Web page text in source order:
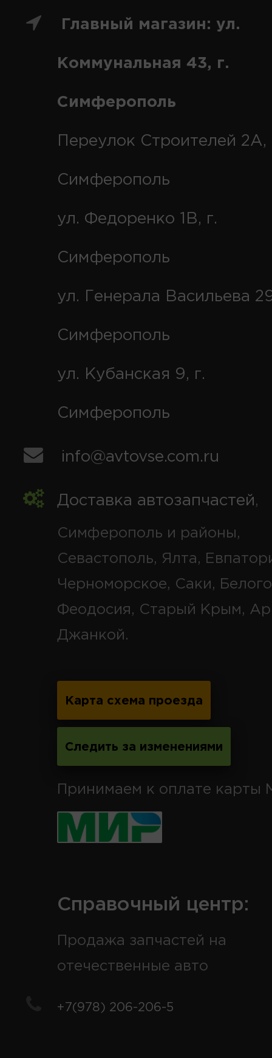
Главный магазин: ул.
Коммунальная 43, г.
Симферополь
Переулок Строителей 2А,
Симферополь
ул. Федоренко 1В, г.
Симферополь
ул. Генерала Васильева
Симферополь
ул. Кубанская 9, г.
Симферополь
info@avtovse.com.ru
Доставка автозапчастей,
Симферополь и районы,
Севастополь, Ялта,
Черноморское, Саки,
Феодосия, Старый Крым,
Джанкой.
Карта схема проезда
Следить за изменениями
Принимаем к оплате карты
Справочный центр:
Продажа запчастей на
отечественные авто
+7(978) 206-206-5